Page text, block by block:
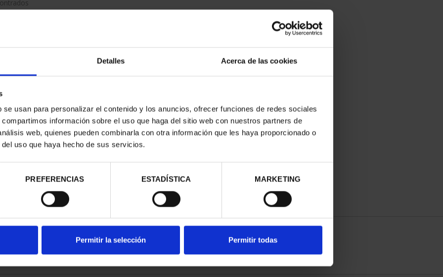
Detalles Acerca de las cookies
usan para personalizar el contenido y los anuncios, ofrecer funciones de redes sociales
información sobre el uso que haga del sitio web con nuestros partners de
web, quienes pueden combinarla con otra información que les haya proporcionado o
uso que haya hecho de sus servicios.
PREFERENCIAS ESTADÍSTICA MARKETING
Permitir la selección Permitir todas
DE GOYA